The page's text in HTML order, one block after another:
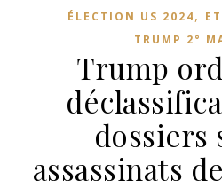
ÉLECTION US 2024,
TRUMP 2°
Trump
dossiers
assassinats